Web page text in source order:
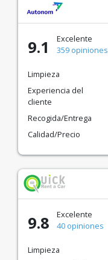
9.1
Excelente
359 opiniones
Limpieza
Experiencia del
cliente
Recogida/Entrega
Calidad/Precio
9.8
Excelente
40 opiniones
Limpieza